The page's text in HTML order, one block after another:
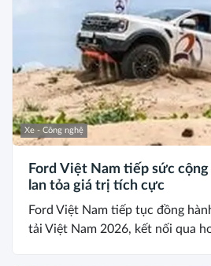
Xe - Công nghệ
Ford Việt Nam tiếp sức
lan tỏa giá trị tích cực
Ford Việt Nam tiếp tục đồng
tải Việt Nam 2026, kết nối qua